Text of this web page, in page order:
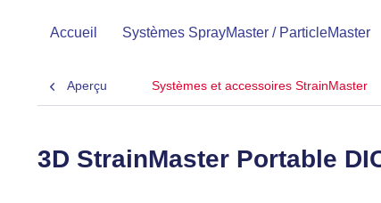
Accueil Systèmes SprayMaster / ParticleMaster
Aperçu Systèmes et accessoires StrainMaster
3D StrainMaster Portable